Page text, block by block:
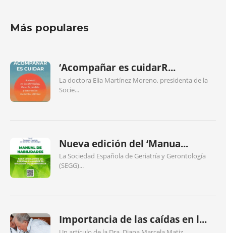
Más populares
‘Acompañar es cuidarR...
La doctora Elia Martínez Moreno, presidenta de la
Socie...
Nueva edición del ‘Manua...
La Sociedad Española de Geriatría y Gerontología
(SEGG)...
Importancia de las caídas en l...